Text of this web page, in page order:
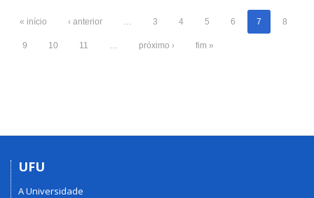
« início ‹ anterior … 3 4 5 6 7 8
9 10 11 … próximo › fim »
UFU
A Universidade